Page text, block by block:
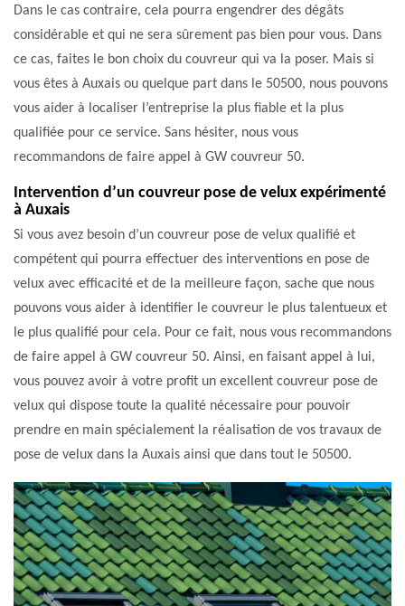
Dans le cas contraire, cela pourra engendrer des dégâts
considérable et qui ne sera sûrement pas bien pour vous. Dans
ce cas, faites le bon choix du couvreur qui va la poser. Mais si
vous êtes à Auxais ou quelque part dans le 50500, nous pouvons
vous aider à localiser l’entreprise la plus fiable et la plus
qualifiée pour ce service. Sans hésiter, nous vous
recommandons de faire appel à GW couvreur 50.
Intervention d’un couvreur pose de velux expérimenté
à Auxais
Si vous avez besoin d’un couvreur pose de velux qualifié et
compétent qui pourra effectuer des interventions en pose de
velux avec efficacité et de la meilleure façon, sache que nous
pouvons vous aider à identifier le couvreur le plus talentueux et
le plus qualifié pour cela. Pour ce fait, nous vous recommandons
de faire appel à GW couvreur 50. Ainsi, en faisant appel à lui,
vous pouvez avoir à votre profit un excellent couvreur pose de
velux qui dispose toute la qualité nécessaire pour pouvoir
prendre en main spécialement la réalisation de vos travaux de
pose de velux dans la Auxais ainsi que dans tout le 50500.